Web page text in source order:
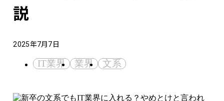
説
2025年7月7日
IT業界 業界 文系